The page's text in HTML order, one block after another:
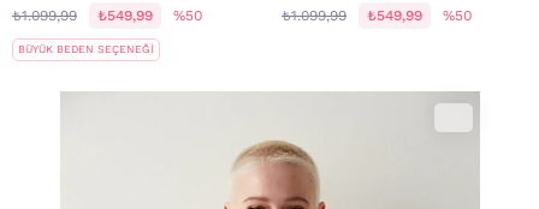
₺1.099,99 ₺549,99 %50
BÜYÜK BEDEN SEÇENEĞİ
₺1.099,99 ₺549,99 %50